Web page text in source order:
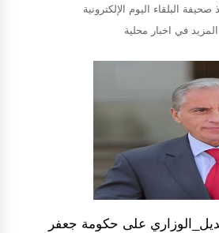
صحيفة البلقاء اليوم الإلكترونية
المزيد في اخبار محلية
على حكومة جعفر